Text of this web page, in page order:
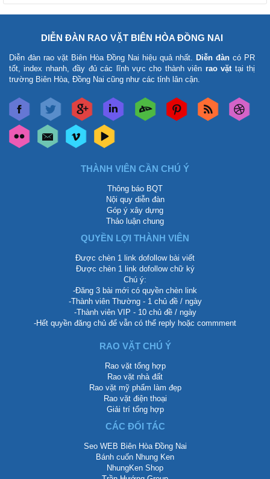
DIỄN ĐÀN RAO VẶT BIÊN HÒA ĐỒNG NAI
Diễn đàn rao vặt Biên Hòa Đồng Nai hiệu quả nhất. Diễn đàn có PR
tốt, index nhanh, đầy đủ các lĩnh vực cho thành viên rao vặttại thị
trường Biên Hòa, Đồng Nai cũng như các tỉnh lân cận.
THÀNH VIÊN CẦN CHÚ Ý
Thông báo BQT
Nội quy diễn đàn
Góp ý xây dựng
Thảo luận chung
QUYỀN LỢI THÀNH VIÊN
Được chèn 1 link dofollow bài viết
Được chèn 1 link dofollow chữ ký
Chú ý:
-Đăng 3 bài mới có quyền chèn link
-Thành viên Thường - 1 chủ đề / ngày
-Thành viên VIP - 10 chủ đề / ngày
-Hết quyền đăng chủ để vẫn có thể reply hoặc commment
RAO VẶT CHÚ Ý
Rao vặt tổng hợp
Rao vặt nhà đất
Rao vặt mỹ phẩm làm đẹp
Rao vặt điện thoại
Giải trí tổng hợp
CÁC ĐỐI TÁC
Seo WEB Biên Hòa Đồng Nai
Bánh cuốn Nhung Ken
NhungKen Shop